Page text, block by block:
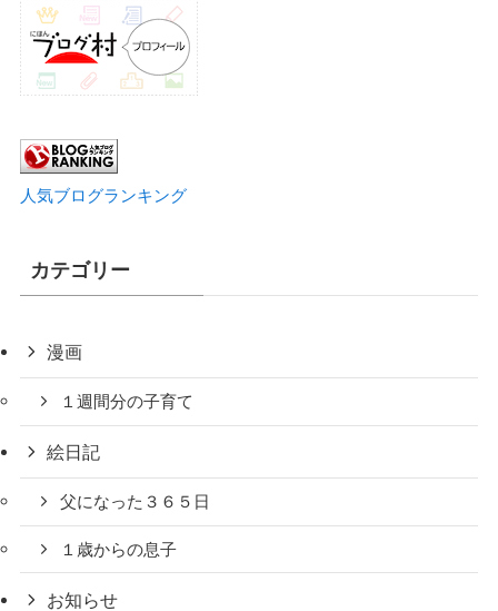
人気ブログランキング
カテゴリー
漫画
１週間分の子育て
絵日記
父になった３６５日
１歳からの息子
お知らせ